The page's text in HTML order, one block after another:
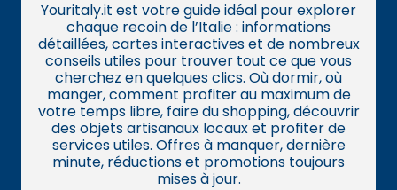
Youritaly.it est votre guide idéal pour explorer
chaque recoin de l’Italie : informations
détaillées, cartes interactives et de nombreux
conseils utiles pour trouver tout ce que vous
cherchez en quelques clics. Où dormir, où
manger, comment profiter au maximum de
votre temps libre, faire du shopping, découvrir
des objets artisanaux locaux et profiter de
services utiles. Offres à manquer, dernière
minute, réductions et promotions toujours
mises à jour.